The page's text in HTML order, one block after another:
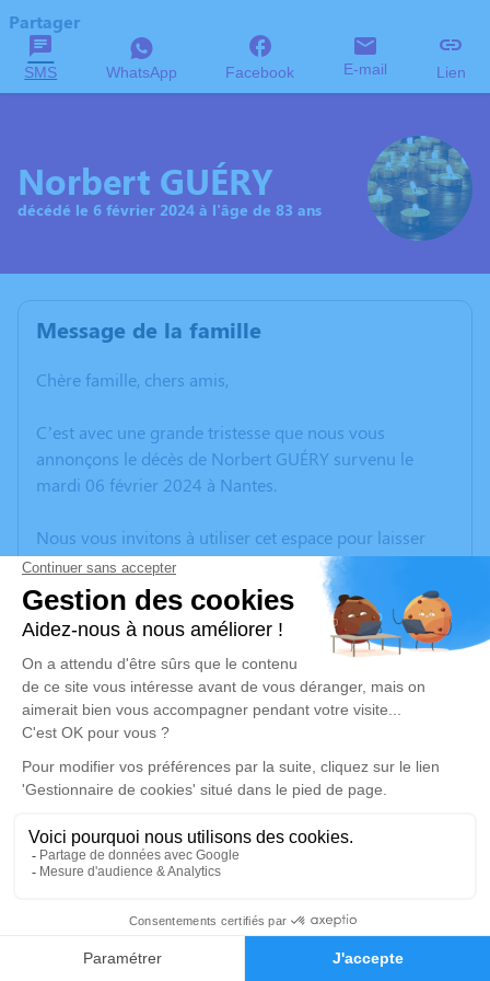
Faire-part Hommages
Partager
SMS WhatsApp Facebook E-mail Lien
Norbert GUÉRY
décédé le 6 février 2024 à l'âge de 83 ans
Message de la famille
Chère famille, chers amis,
C’est avec une grande tristesse que nous vous
annonçons le décès de Norbert GUÉRY survenu le
mardi 06 février 2024 à Nantes.
Nous vous invitons à utiliser cet espace pour laisser
vos condoléances, partager des photos souvenirs, une
anecdote ou exprimer vos pensées à travers des
poèmes ou des textes. Cet endroit est un lieu
d'expression dédié à honorer la mémoire de Norbert
GUÉRY.
Un service de plantation d’arbre hommage est
disponible ici
Cérémonie religieuse
Église Saint Paul de Rezé
place Salengro